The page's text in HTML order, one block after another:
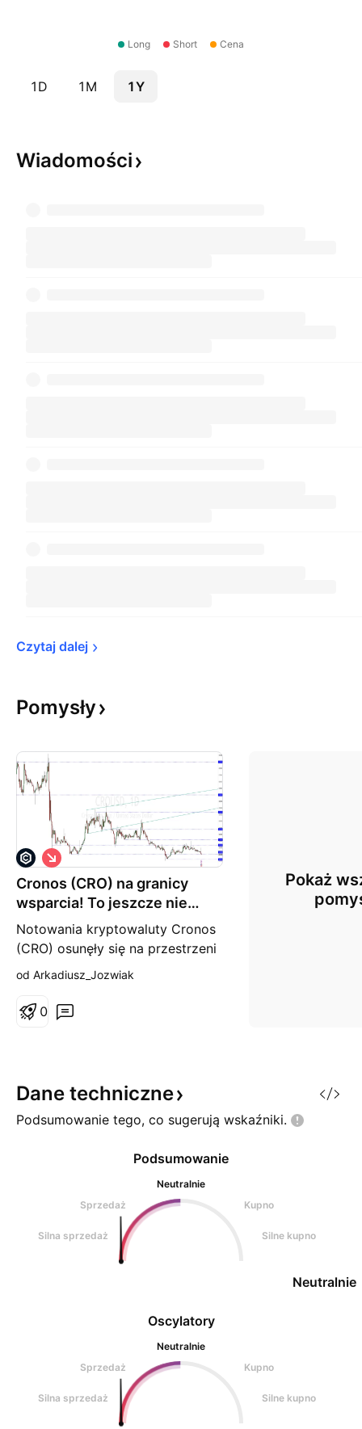
Long Short Cena
1D 1M 1Y
Wiadomości
Czytaj dalej
Pomysły
Cronos (CRO) na granicy
wsparcia! To jeszcze nie
koniec spadków?
Notowania kryptowaluty Cronos
(CRO) osunęły się na przestrzeni
ostatnich dni o 16 proc.,
rejon technicznego wsparcia
tym miejscu żadna reakcja
popytowa sygnalizująca
potencjalne odbic
S
h
o
t
od Arkadiusz_Jozwiak
0
Pokaż
Dane techniczne
Podsumowanie tego, co sugerują wskaźniki.
Oscylatory
Neutralnie
Sprzedaż
Kupno
Silna sprzedaż Silne kupno
Podsumowanie
Neutralnie
Sprzedaż
Kupno
Silna sprzedaż Silne kupno
Neutralnie